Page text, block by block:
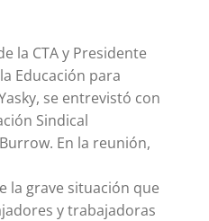
la CTA y Presidente
Educación para
se entrevistó con
Sindical
En la reunión,
la grave situación que
y trabajadoras